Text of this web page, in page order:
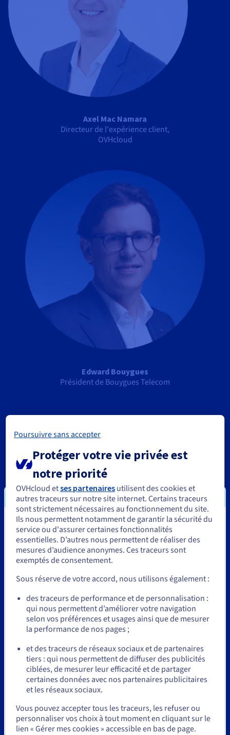
Axel Mac Namara
Directeur de l'expérience client,
OVHcloud
Edward Bouygues
Président de Bouygues Telecom
Andrei Florescu
Président, directeur général - Business Solutions Group,
Bitdefender
Vous semblez être localisé en États-
Unis.
Pour commander, rendez-vous sur le site de votre pays (États-
Allez sur le site États-Unis
us.ovhcloud.com/
Anglais USD - $
ou
Rester sur le site actuel
Sélectionner un autre site web
Poursuivre sans accepter
Protéger votre vie privée est
notre priorité
OVHcloud etses partenaires utilisent des cookies et
autres traceurs sur notre site internet. Certains traceurs
sont strictement nécessaires au fonctionnement du site.
Ils nous permettent notamment de garantir la sécurité du
service ou d'assurer certaines fonctionnalités
essentielles. D’autres nous permettent de réaliser des
mesures d’audience anonymes. Ces traceurs sont
exemptés de consentement.
Sous réserve de votre accord, nous utilisons également :
des traceurs de performance et de personnalisation :
qui nous permettent d’améliorer votre navigation
selon vos préférences et usages ainsi que de mesurer
la performance de nos pages ;
et des traceurs de réseaux sociaux et de partenaires
tiers : qui nous permettent de diffuser des publicités
ciblées, de mesurer leur efficacité et de partager
certaines données avec nos partenaires publicitaires
et les réseaux sociaux.
Vous pouvez accepter tous les traceurs, les refuser ou
personnaliser vos choix à tout moment en cliquant sur le
lien « Gérer mes cookies » accessible en bas de page.